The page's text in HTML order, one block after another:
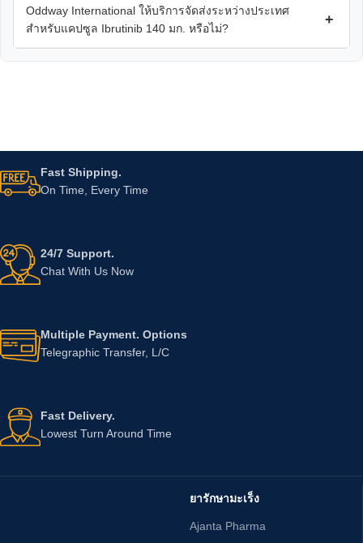
Oddway International ให้บริการจัดส่งระหว่างประเทศ
สำหรับแคปซูล Ibrutinib 140 มก. หรือไม่?
+
Fast Shipping.
On Time, Every Time
24/7 Support.
Chat With Us Now
Multiple Payment. Options
Telegraphic Transfer, L/C
Fast Delivery.
Lowest Turn Around Time
ยารักษามะเร็ง
Ajanta Pharma